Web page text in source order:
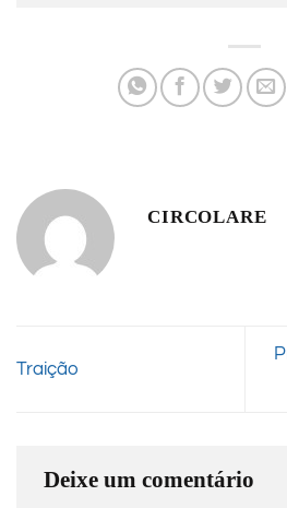
CIRCOLARE
Traição
Deixe um comentário